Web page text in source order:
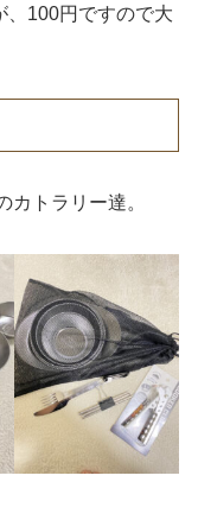
、100円ですので大
トラリー達。